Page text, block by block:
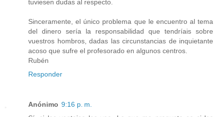
tuviesen dudas al respecto.
Sinceramente, el único problema que le encuentro al tema
del dinero sería la responsabilidad que tendríais sobre
vuestros hombros, dadas las circunstancias de inquietante
acoso que sufre el profesorado en algunos centros.
Rubén
Responder
Anónimo 9:16 p. m.